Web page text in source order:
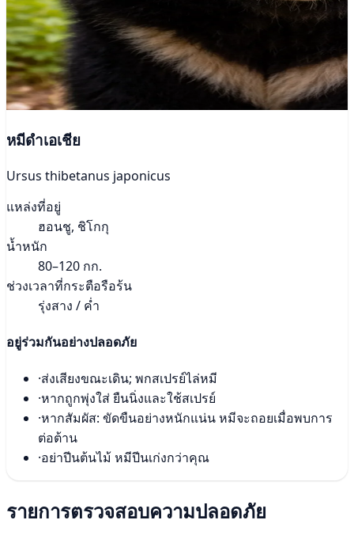
หมีดำเอเชีย
Ursus thibetanus japonicus
แหล่งที่อยู่
ฮอนชู, ชิโกกุ
น้ำหนัก
80–120 กก.
ช่วงเวลาที่กระตือรือร้น
รุ่งสาง / ค่ำ
อยู่ร่วมกันอย่างปลอดภัย
·ส่งเสียงขณะเดิน; พกสเปรย์ไล่หมี
·หากถูกพุ่งใส่ ยืนนิ่งและใช้สเปรย์
·หากสัมผัส: ขัดขืนอย่างหนักแน่น หมีจะถอยเมื่อพบการ
ต่อต้าน
·อย่าปีนต้นไม้ หมีปีนเก่งกว่าคุณ
รายการตรวจสอบความปลอดภัย